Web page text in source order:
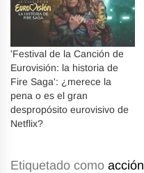
'Festival de la Canción de
Eurovisión: la historia de
Fire Saga': ¿merece la
pena o es el gran
despropósito eurovisivo de
Netflix?
Etiquetado como acción